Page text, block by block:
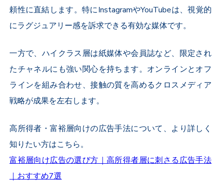
頼性に直結します。特にInstagramやYouTubeは、視覚的
にラグジュアリー感を訴求できる有効な媒体です。
一方で、ハイクラス層は紙媒体や会員誌など、限定され
たチャネルにも強い関心を持ちます。オンラインとオフ
ラインを組み合わせ、接触の質を高めるクロスメディア
戦略が成果を左右します。
高所得者・富裕層向けの広告手法について、より詳しく
知りたい方はこちら。
富裕層向け広告の選び方｜高所得者層に刺さる広告手法
｜おすすめ7選